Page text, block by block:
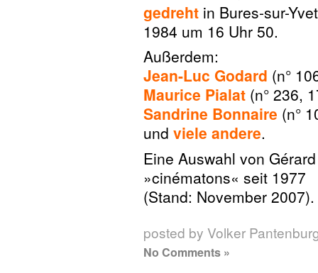
gedreht in Bures-sur-
1984 um 16 Uhr 50.
Außerdem:
Jean-Luc Godard (n°
Maurice Pialat (n° 236,
Sandrine Bonnaire (n°
und viele andere.
Eine Auswahl von
»cinématons« seit 1977
(Stand: November 2007).
posted by Volker
No Comments »